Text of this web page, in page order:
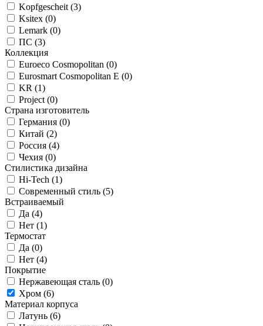
Kopfgescheit (3)
Ksitex (0)
Lemark (0)
ПС (3)
Коллекция
Euroeco Cosmopolitan (0)
Eurosmart Cosmopolitan E (0)
KR (1)
Project (0)
Страна изготовитель
Германия (0)
Китай (2)
Россия (4)
Чехия (0)
Стилистика дизайна
Hi-Tech (1)
Современный стиль (5)
Встраиваемый
Да (4)
Нет (1)
Термостат
Да (0)
Нет (4)
Покрытие
Нержавеющая сталь (0)
Хром (6)
Материал корпуса
Латунь (6)